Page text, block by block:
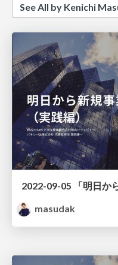
See All by Kenichi
masudak